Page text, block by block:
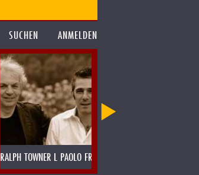
SUCHEN ANMELDEN
RALPH TOWNER L PAOLO FRESU